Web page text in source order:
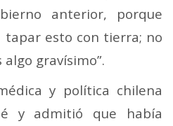
anterior, porque
tapar esto con tierra; no
gravísimo”.
y política chilena
y admitió que había